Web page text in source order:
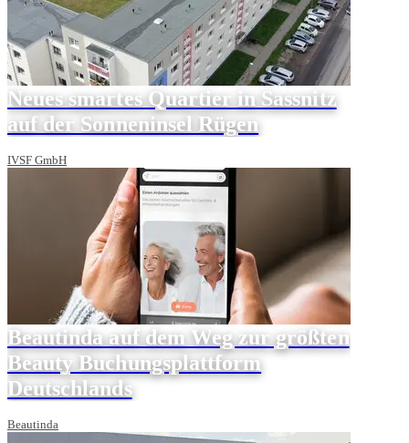
Neues smartes Quartier in Sassnitz
auf der Sonneninsel Rügen
IVSF GmbH
Beautinda auf dem Weg zur größten
Beauty Buchungsplattform
Deutschlands
Beautinda